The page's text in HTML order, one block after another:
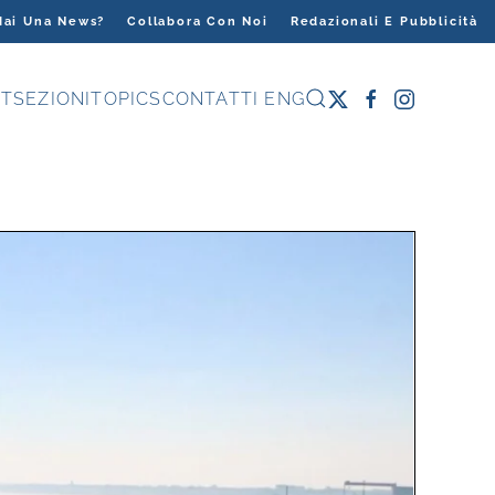
Una News? Collabora Con Noi Redazionali E Pubblicità
SEZIONITOPICSCONTATTI ENG